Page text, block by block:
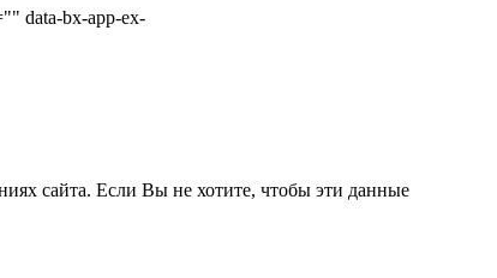
data-bx-app-ex-
сайта. Если Вы не хотите, чтобы эти данные